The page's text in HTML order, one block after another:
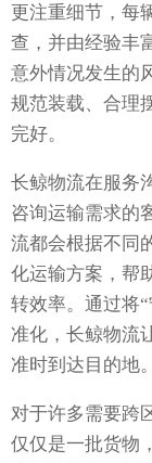
更注重细节，每
查，并由经验丰
意外情况发生的
规范装载、合理
完好。
长鲸物流在服务
咨询运输需求的
流都会根据不同
化运输方案，帮
转效率。通过将
准化，长鲸物流
准时到达目的地。
对于许多需要跨
仅仅是一批货物